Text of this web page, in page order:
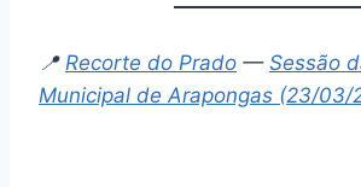
📍 Recorte do Prado — Sessão
Municipal de Arapongas (23/03/